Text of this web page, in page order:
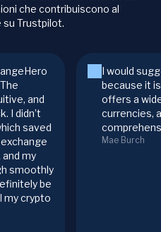
che contribuiscono al
Trustpilot.
and
I didn’t
saved
my
smoothly
be
my crypto
I would
because it
offers a
currencies,
Mae Burch